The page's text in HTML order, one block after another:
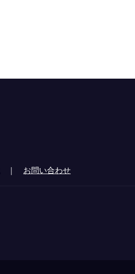
｜ お問い合わせ